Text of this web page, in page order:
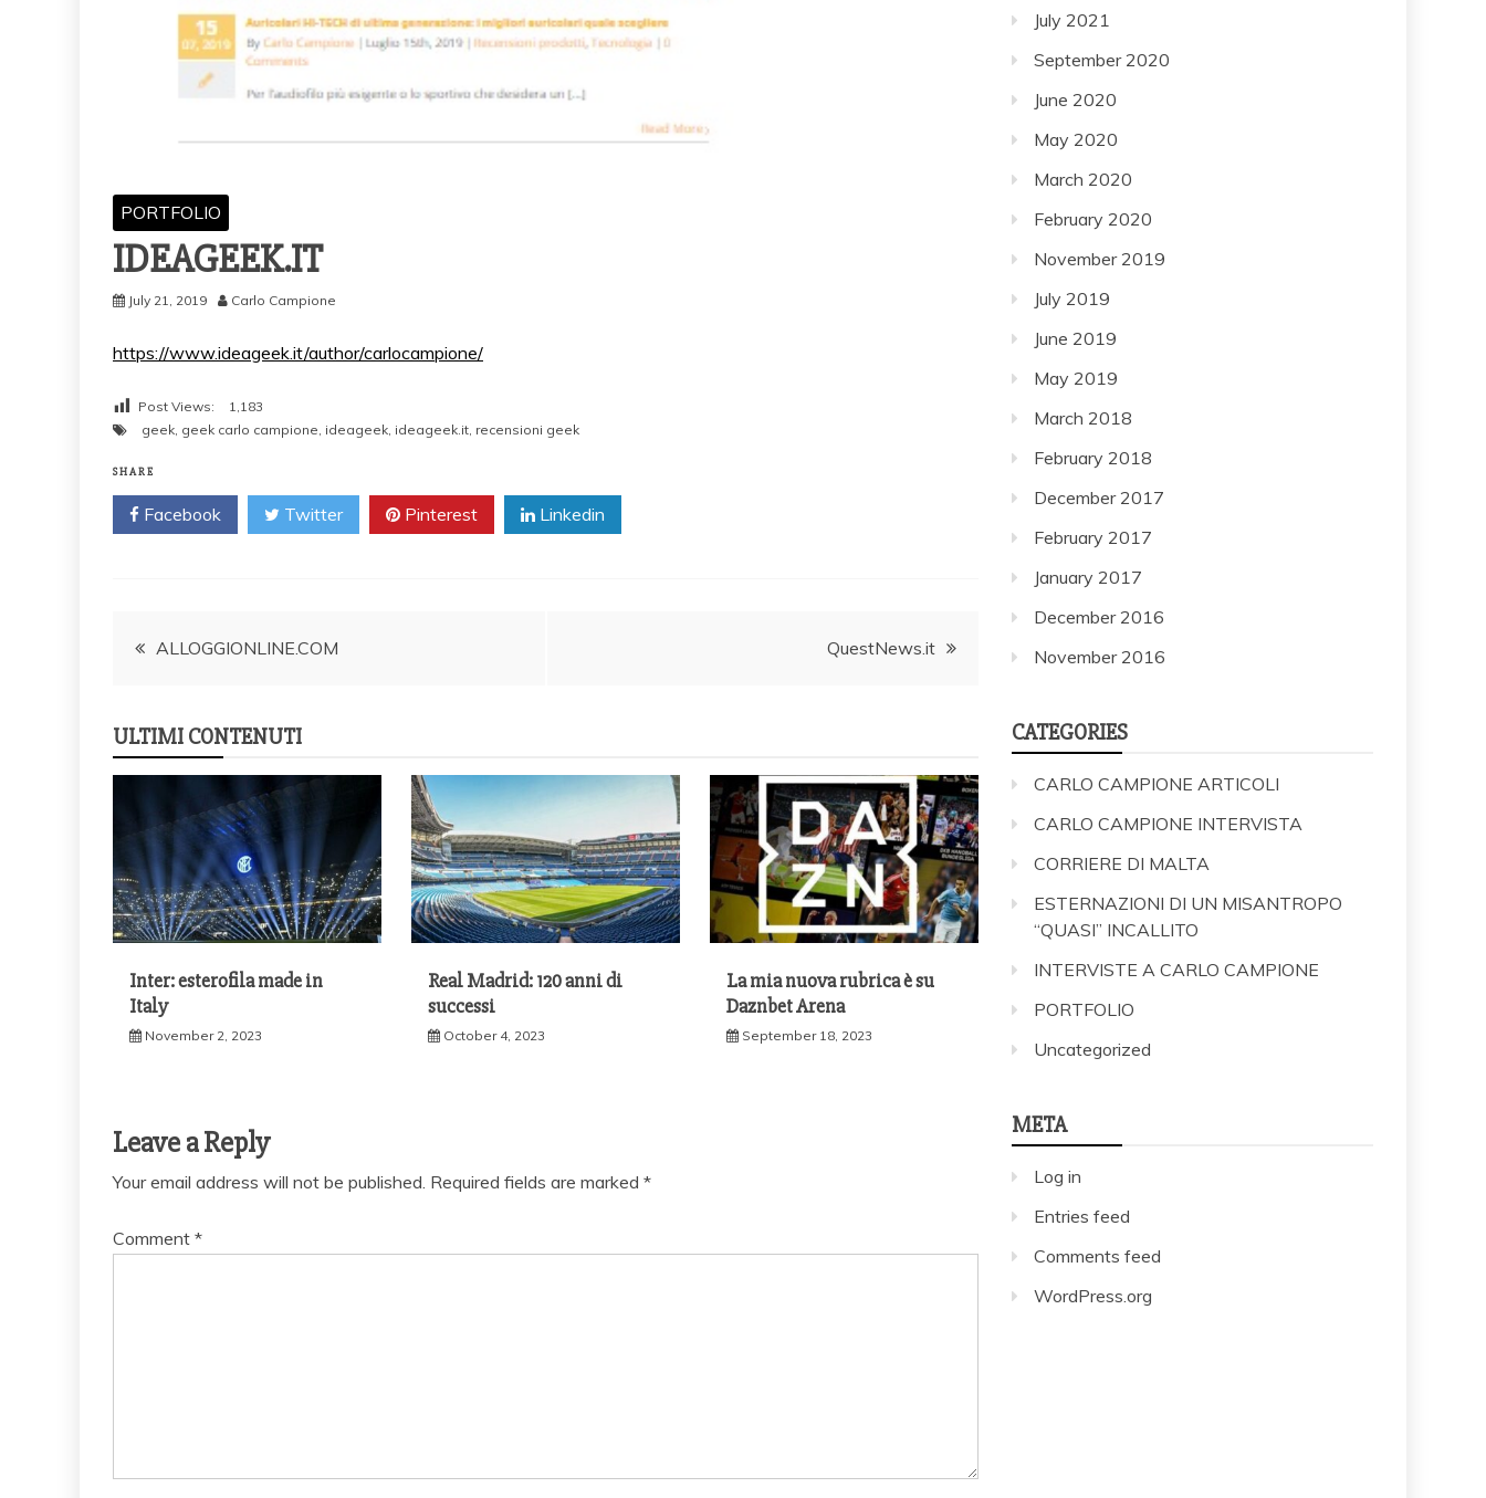
PORTFOLIO
IDEAGEEK.IT
July 21, 2019 Carlo Campione
https://www.ideageek.it/author/carlocampione/
Post Views:
1,183
geek geek carlo campione ideageek ideageek.it recensioni geek
SHARE
Facebook Twitter Pinterest Linkedin
PostALLOGGIONLINE.COM QuestNews.it
ULTIMI CONTENUTI
Inter: esterofila made in
Italy
November 2, 2023
Real Madrid: 120 anni di
successi
October 4, 2023
La mia nuova rubrica è su
Daznbet Arena
September 18, 2023
Leave a Reply
Your email address will not be published. Required fields are marked *
Comment *
July 2021
September 2020
June 2020
May 2020
March 2020
February 2020
November 2019
July 2019
June 2019
May 2019
March 2018
February 2018
December 2017
February 2017
January 2017
December 2016
November 2016
CATEGORIES
CARLO CAMPIONE ARTICOLI
CARLO CAMPIONE INTERVISTA
CORRIERE DI MALTA
ESTERNAZIONI DI UN MISANTROPO
“QUASI” INCALLITO
INTERVISTE A CARLO CAMPIONE
PORTFOLIO
Uncategorized
META
Log in
Entries feed
Comments feed
WordPress.org